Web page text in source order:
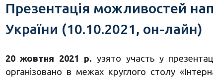
Презентація можливостей
України (10.10.2021, он-лайн)
20 жовтня 2021 р. узято участь у
організовано в межах круглого столу